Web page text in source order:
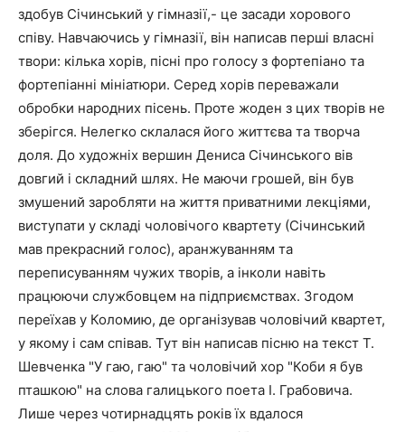
здобув Січинський у гімназії,- це засади хорового
співу. Навчаючись у гімназії, він написав перші власні
твори: кілька хорів, пісні про голосу з фортепіано та
фортепіанні мініатюри. Серед хорів переважали
обробки народних пісень. Проте жоден з цих творів не
зберігся. Нелегко склалася його життєва та творча
доля. До художніх вершин Дениса Січинського вів
довгий і складний шлях. Не маючи грошей, він був
змушений заробляти на життя приватними лекціями,
виступати у складі чоловічого квартету (Січинський
мав прекрасний голос), аранжуванням та
переписуванням чужих творів, а інколи навіть
працюючи службовцем на підприємствах. Згодом
переїхав у Коломию, де організував чоловічий квартет,
у якому і сам співав. Тут він написав пісню на текст Т.
Шевченка "У гаю, гаю" та чоловічий хор "Коби я був
пташкою" на слова галицького поета І. Грабовича.
Лише через чотирнадцять років їх вдалося